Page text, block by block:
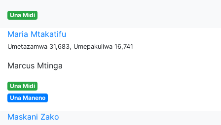
Una Midi
Maria Mtakatifu
Umetazamwa 31,683, Umepakuliwa 16,741
Marcus Mtinga
Una Midi
Una Maneno
Maskani Zako